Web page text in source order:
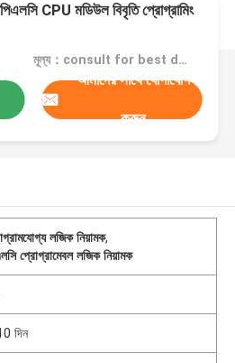
CPU মডিউল বিবৃতি প্রোগ্রামিং
মূল্য：consult for best discount
আমাদের সাথে যোগাযোগ
করুন
লজিক নিয়ামক,
প্রোগ্রামেবল লজিক নিয়ামক
দিন